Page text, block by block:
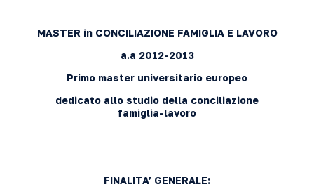
MASTER in CONCILIAZIONE FAMIGLIA E LAVORO
a.a 2012-2013
Primo master universitario europeo
dedicato allo studio della conciliazione
famiglia-lavoro
FINALITA’ GENERALE: